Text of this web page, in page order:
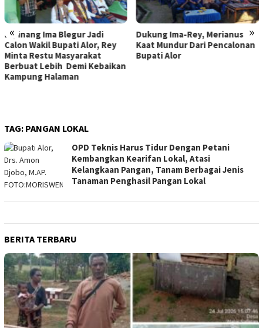
« »
Dukung Ima-Rey, Merianus
Kaat Mundur Dari Pencalonan
Bupati Alor
MK Hapus Ambang Batas
Parlemen 4 Persen, Berlaku
Mulai 2029
TAG: PANGAN LOKAL
OPD Teknis Harus Tidur Dengan Petani
Kembangkan Kearifan Lokal, Atasi
Kelangkaan Pangan, Tanam Berbagai Jenis
Tanaman Penghasil Pangan Lokal
BERITA TERBARU